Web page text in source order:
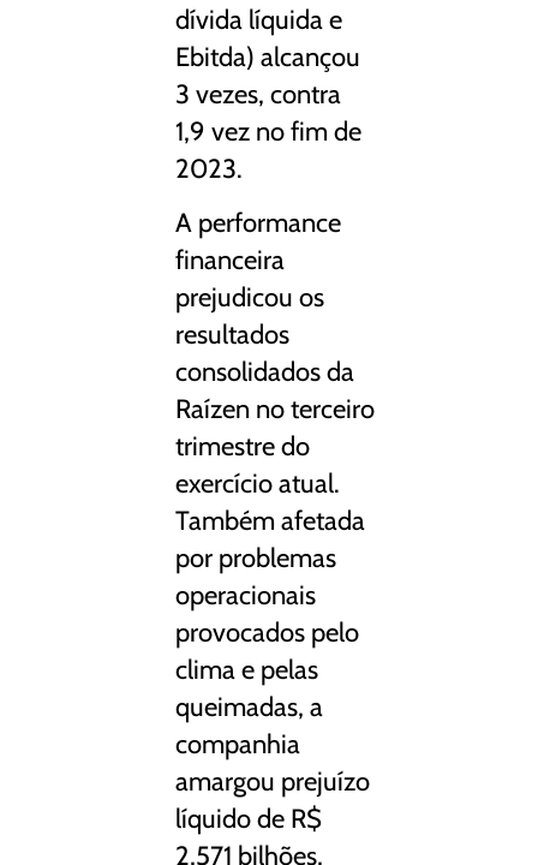
dívida líquida e
Ebitda) alcançou
3 vezes, contra
1,9 vez no fim de
2023.
A performance
financeira
prejudicou os
resultados
consolidados da
Raízen no terceiro
trimestre do
exercício atual.
Também afetada
por problemas
operacionais
provocados pelo
clima e pelas
queimadas, a
companhia
amargou prejuízo
líquido de R$
2,571 bilhões,